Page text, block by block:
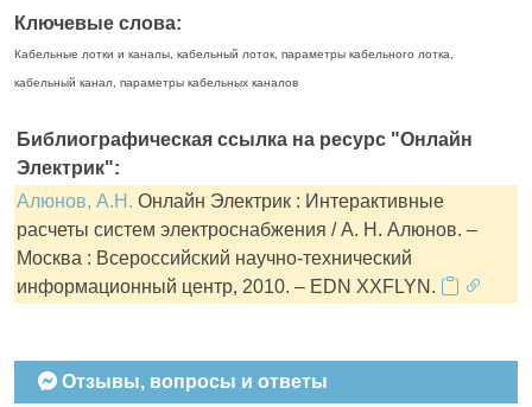
Ключевые слова:
Кабельные лотки и каналы, кабельный лоток, параметры кабельного лотка,
кабельный канал, параметры кабельных каналов
Библиографическая ссылка на ресурс "Онлайн
Электрик":
Алюнов, А.Н. Онлайн Электрик : Интерактивные
расчеты систем электроснабжения / А. Н. Алюнов. –
Москва : Всероссийский научно-технический
информационный центр, 2010. – EDN XXFLYN.
Отзывы, вопросы и ответы